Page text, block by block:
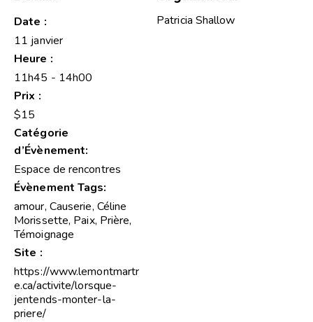
Date :
11 janvier
Heure :
11h45 - 14h00
Prix :
$15
Catégorie
d’Évènement:
Espace de rencontres
Évènement Tags:
amour, Causerie, Céline
Morissette, Paix, Prière,
Témoignage
Site :
https://www.lemontmartr
e.ca/activite/lorsque-
jentends-monter-la-
priere/
Patricia Shallow